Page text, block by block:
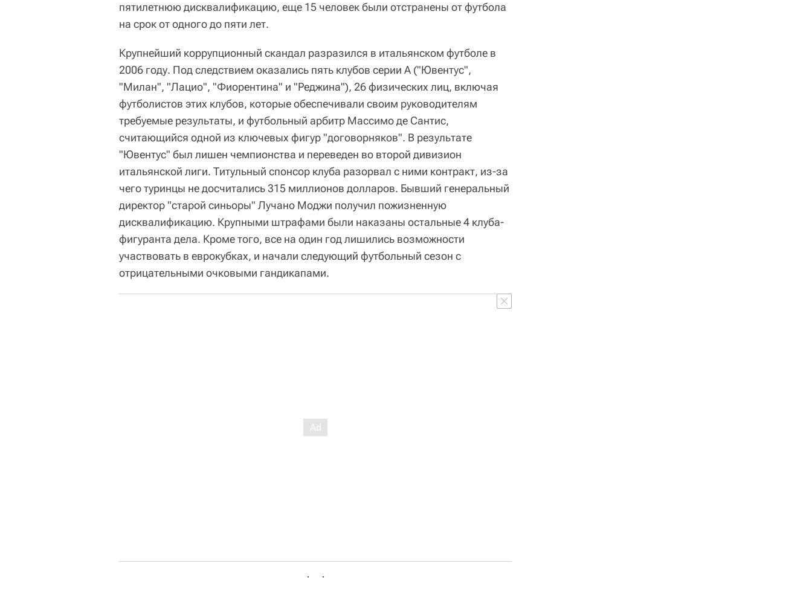
пятилетнюю дисквалификацию, еще 15 человек были отстранены от футбола
на срок от одного до пяти лет.
Крупнейший коррупционный скандал разразился в итальянском футболе в
2006 году. Под следствием оказались пять клубов серии А ("Ювентус",
"Милан", "Лацио", "Фиорентина" и "Реджина"), 26 физических лиц, включая
футболистов этих клубов, которые обеспечивали своим руководителям
требуемые результаты, и футбольный арбитр Массимо де Сантис,
считающийся одной из ключевых фигур "договорняков". В результате
"Ювентус" был лишен чемпионства и переведен во второй дивизион
итальянской лиги. Титульный спонсор клуба разорвал с ними контракт, из-за
чего туринцы не досчитались 315 миллионов долларов. Бывший генеральный
директор "старой синьоры" Лучано Моджи получил пожизненную
дисквалификацию. Крупными штрафами были наказаны остальные 4 клуба-
фигуранта дела. Кроме того, все на один год лишились возможности
участвовать в еврокубках, и начали следующий футбольный сезон с
отрицательными очковыми гандикапами.